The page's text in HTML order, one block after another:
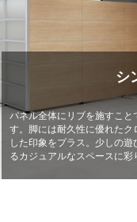
シ
パネル全体にリブを施すこと
す。脚には耐久性に優れたク
した印象をプラス。少しの
るカジュアルなスペースに彩